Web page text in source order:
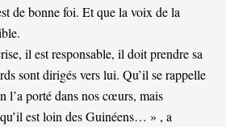
de bonne foi. Et que la voix de la
il est responsable, il doit prendre sa
sont dirigés vers lui. Qu’il se rappelle
l’a porté dans nos cœurs, mais
est loin des Guinéens… » , a